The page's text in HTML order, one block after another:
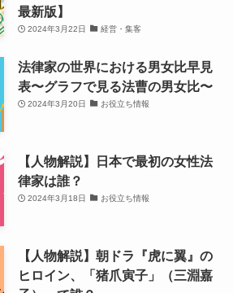
最新版】
2024年3月22日 経営・集客
法律家の世界における男女比早見
表〜グラフで見る法曹の男女比〜
2024年3月20日 お役立ち情報
【人物解説】日本で最初の女性法
律家は誰？
2024年3月18日 お役立ち情報
【人物解説】朝ドラ『虎に翼』の
ヒロイン、「猪爪寅子」（三淵嘉